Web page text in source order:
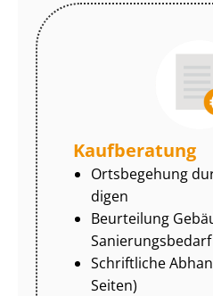
Kaufberatung
Ortsbegehung
di­gen
Beurteilung
Sa­nie­rungs­be­darf
Schriftliche
Seiten)